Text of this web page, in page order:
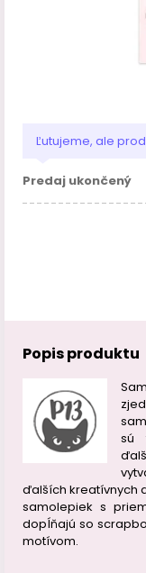
Ľutujeme, ale
Predaj ukončený
Popis produktu
sú
ďalších kreatívnych
samolepiek s
dopĺňajú so
motívom.